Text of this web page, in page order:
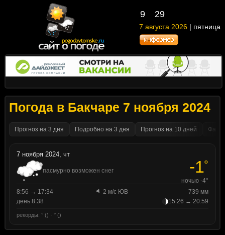
9 29
7 августа 2026 | пятница
Погода в Бакчаре 7 ноября 2024
Прогноз на 3 дня Подробно на 3 дня Прогноз на 10 дней
7 ноября 2024, чт
пасмурно возможен снег -1°
ночью -4°
8:56 → 17:34
2 м/с ЮВ
739 мм
день 8:38
15:26 → 20:59
рекорды: ° () · ° ()